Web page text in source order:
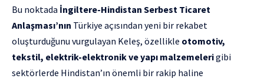
Bu noktada İngiltere-Hindistan Serbest Ticaret
Anlaşması’nın Türkiye açısından yeni bir rekabet
oluşturduğunu vurgulayan Keleş, özellikle otomotiv,
tekstil, elektrik-elektronik ve yapı malzemelerigibi
sektörlerde Hindistan’ın önemli bir rakip haline